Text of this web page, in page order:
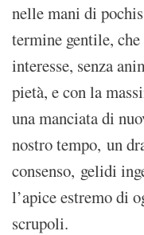
nelle mani di
termine gentile,
interesse, senza
pietà, e con la
una manciata di
nostro tempo, un
consenso, gelidi
l’apice estremo di
scrupoli.